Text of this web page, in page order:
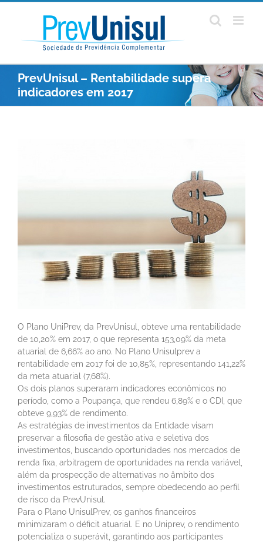
Ir
conteúdo
PrevUnisul – Rentabilidade supera
indicadores em 2017
O Plano UniPrev, da PrevUnisul, obteve uma rentabilidade
de 10,20% em 2017, o que representa 153,09% da meta
atuarial de 6,66% ao ano. No Plano Unisulprev a
rentabilidade em 2017 foi de 10,85%, representando 141,22%
da meta atuarial (7,68%).
Os dois planos superaram indicadores econômicos no
período, como a Poupança, que rendeu 6,89% e o CDI, que
obteve 9,93% de rendimento.
As estratégias de investimentos da Entidade visam
preservar a filosofia de gestão ativa e seletiva dos
investimentos, buscando oportunidades nos mercados de
renda fixa, arbitragem de oportunidades na renda variável,
além da prospecção de alternativas no âmbito dos
investimentos estruturados, sempre obedecendo ao perfil
de risco da PrevUnisul.
Para o Plano UnisulPrev, os ganhos financeiros
minimizaram o déficit atuarial. E no Uniprev, o rendimento
potencializa o superávit, garantindo aos participantes